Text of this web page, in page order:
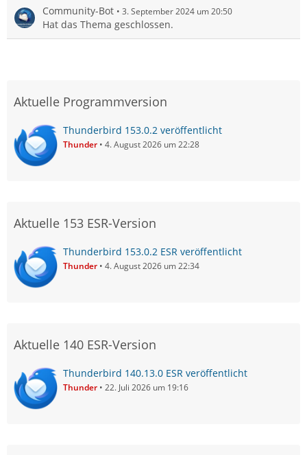
Community-Bot 3. September 2024 um 20:50
Hat das Thema geschlossen.
Aktuelle Programmversion
Thunderbird 153.0.2 veröffentlicht
Thunder 4. August 2026 um 22:28
Aktuelle 153 ESR-Version
Thunderbird 153.0.2 ESR veröffentlicht
Thunder 4. August 2026 um 22:34
Aktuelle 140 ESR-Version
Thunderbird 140.13.0 ESR veröffentlicht
Thunder 22. Juli 2026 um 19:16